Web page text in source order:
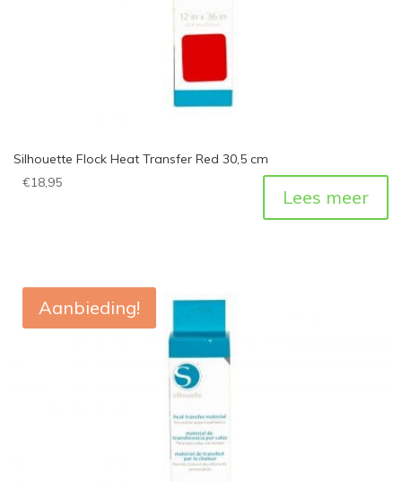
Silhouette Flock Heat Transfer Red 30,5 cm
€18,95
Lees meer
Aanbieding!